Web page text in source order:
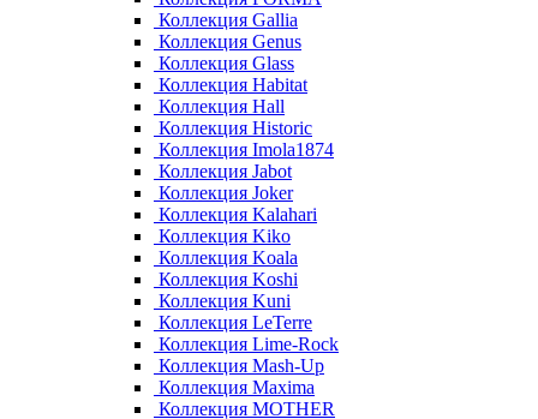
Коллекция Gallia
Коллекция Genus
Коллекция Glass
Коллекция Habitat
Коллекция Hall
Коллекция Historic
Коллекция Imola1874
Коллекция Jabot
Коллекция Joker
Коллекция Kalahari
Коллекция Kiko
Коллекция Koala
Коллекция Koshi
Коллекция Kuni
Коллекция LeTerre
Коллекция Lime-Rock
Коллекция Mash-Up
Коллекция Maxima
Коллекция MOTHER